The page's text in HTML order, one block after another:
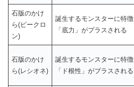
石版のかけ
ら(ビークロ
ン)
誕生するモンスターに特徴
「底力」がプラスされる
石版のかけ
ら(レシオネ)
誕生するモンスターに特徴
「ド根性」がプラスされる